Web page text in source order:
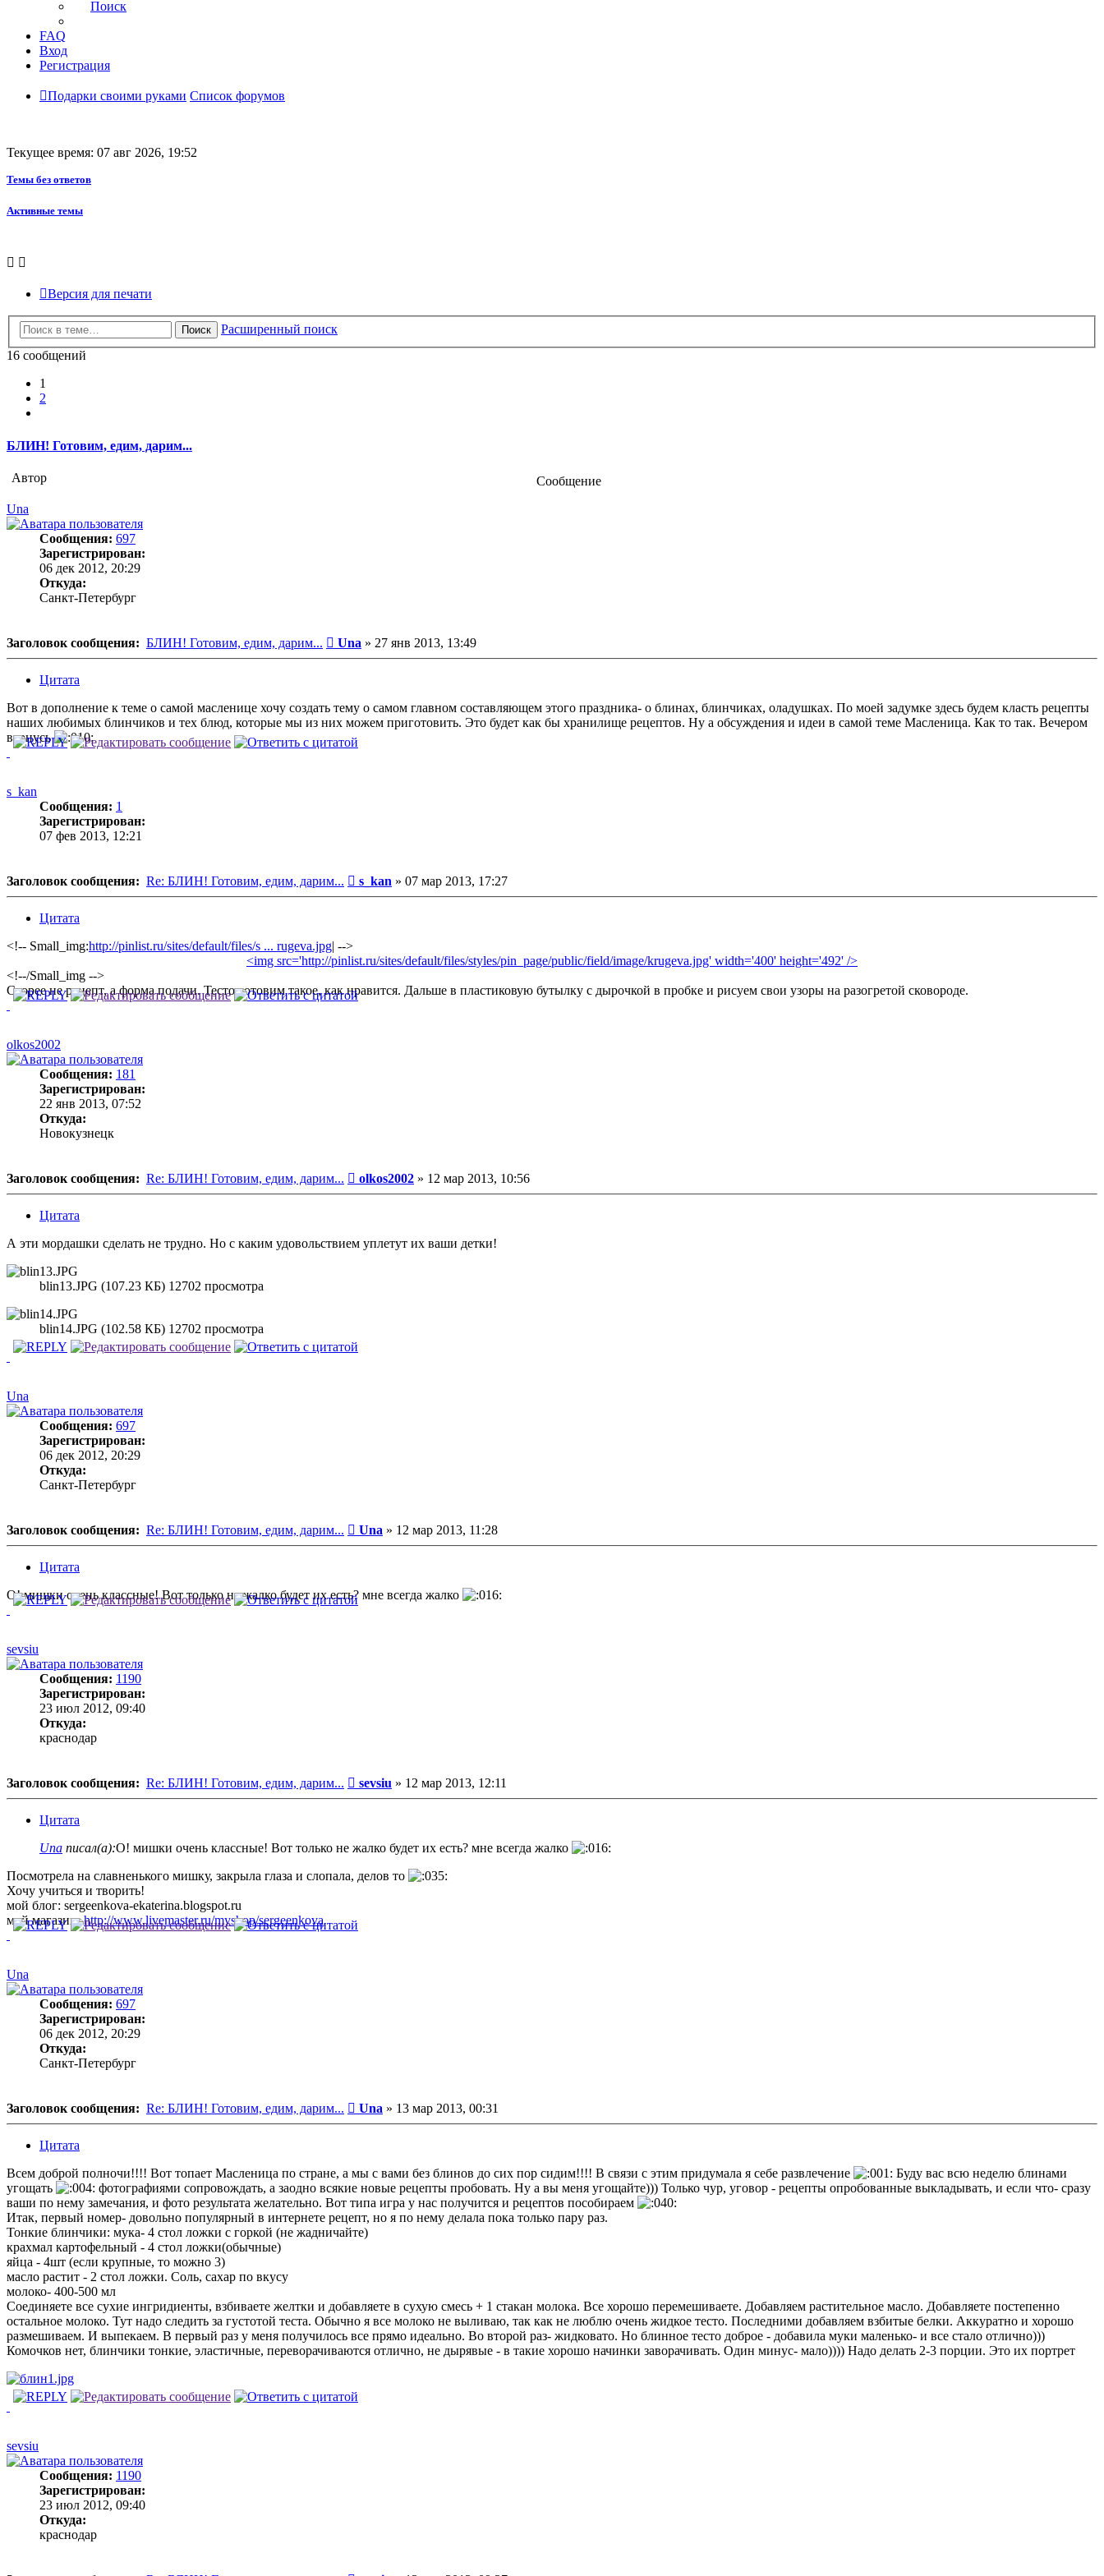
Поиск
FAQ
Вход
Регистрация
Подарки своими руками Список форумов
Текущее время: 07 авг 2026, 19:52
Темы без ответов
Активные темы
Версия для печати
Поиск
Расширенный поиск
16 сообщений
1
2
БЛИН! Готовим, едим, дарим...
Автор
Сообщение
Una
Сообщения: 697
Зарегистрирован:
06 дек 2012, 20:29
Откуда:
Санкт-Петербург
Заголовок сообщения: БЛИН! Готовим, едим, дарим... Сообщение
Una » 27 янв 2013, 13:49
Цитата
Вот в дополнение к теме о самой масленице хочу создать тему о самом главном составляющем этого праздника- о блинах, блинчиках, оладушках. По моей задумке здесь будем класть рецепты
наших любимых блинчиков и тех блюд, которые мы из них можем приготовить. Это будет как бы хранилище рецептов. Ну а обсуждения и идеи в самой теме Масленица. Как то так. Вечером
вернусь
s_kan
Сообщения: 1
Зарегистрирован:
07 фев 2013, 12:21
Заголовок сообщения: Re: БЛИН! Готовим, едим, дарим... Сообщение
s_kan » 07 мар 2013, 17:27
Цитата
<!-- Small_img:http://pinlist.ru/sites/default/files/s ... rugeva.jpg| -->
<img src='http://pinlist.ru/sites/default/files/styles/pin_page/public/field/image/krugeva.jpg' width='400' height='492' />
<!--/Small_img -->
Скорее не рецепт, а форма подачи. Тесто готовим такое, как нравится. Дальше в пластиковую бутылку с дырочкой в пробке и рисуем свои узоры на разогретой сковороде.
olkos2002
Сообщения: 181
Зарегистрирован:
22 янв 2013, 07:52
Откуда:
Новокузнецк
Заголовок сообщения: Re: БЛИН! Готовим, едим, дарим... Сообщение
olkos2002 » 12 мар 2013, 10:56
Цитата
А эти мордашки сделать не трудно. Но с каким удовольствием уплетут их ваши детки!
blin13.JPG (107.23 КБ) 12702 просмотра
blin14.JPG (102.58 КБ) 12702 просмотра
Una
Сообщения: 697
Зарегистрирован:
06 дек 2012, 20:29
Откуда:
Санкт-Петербург
Заголовок сообщения: Re: БЛИН! Готовим, едим, дарим... Сообщение
Una » 12 мар 2013, 11:28
Цитата
О! мишки очень классные! Вот только не жалко будет их есть? мне всегда жалко
sevsiu
Сообщения: 1190
Зарегистрирован:
23 июл 2012, 09:40
Откуда:
краснодар
Заголовок сообщения: Re: БЛИН! Готовим, едим, дарим... Сообщение
sevsiu » 12 мар 2013, 12:11
Цитата
Una писал(а):О! мишки очень классные! Вот только не жалко будет их есть? мне всегда жалко
Посмотрела на славненького мишку, закрыла глаза и слопала, делов то
Хочу учиться и творить!
мой блог: sergeenkova-ekaterina.blogspot.ru
мой магазин:http://www.livemaster.ru/myshop/sergeenkova
Una
Сообщения: 697
Зарегистрирован:
06 дек 2012, 20:29
Откуда:
Санкт-Петербург
Заголовок сообщения: Re: БЛИН! Готовим, едим, дарим... Сообщение
Una » 13 мар 2013, 00:31
Цитата
Всем доброй полночи!!!! Вот топает Масленица по стране, а мы с вами без блинов до сих пор сидим!!!! В связи с этим придумала я себе развлечение
Буду вас всю неделю блинами
угощать
фотографиями сопровождать, а заодно всякие новые рецепты пробовать. Ну а вы меня угощайте))) Только чур, уговор - рецепты опробованные выкладывать, и если что- сразу
ваши по нему замечания, и фото результата желательно. Вот типа игра у нас получится и рецептов пособираем
Итак, первый номер- довольно популярный в интернете рецепт, но я по нему делала пока только пару раз.
Тонкие блинчики: мука- 4 стол ложки с горкой (не жадничайте)
крахмал картофельный - 4 стол ложки(обычные)
яйца - 4шт (если крупные, то можно 3)
масло растит - 2 стол ложки. Соль, сахар по вкусу
молоко- 400-500 мл
Соединяете все сухие ингридиенты, взбиваете желтки и добавляете в сухую смесь + 1 стакан молока. Все хорошо перемешиваете. Добавляем растительное масло. Добавляете постепенно
остальное молоко. Тут надо следить за густотой теста. Обычно я все молоко не выливаю, так как не люблю очень жидкое тесто. Последними добавляем взбитые белки. Аккуратно и хорошо
размешиваем. И выпекаем. В первый раз у меня получилось все прямо идеально. Во второй раз- жидковато. Но блинное тесто доброе - добавила муки маленько- и все стало отлично)))
Комочков нет, блинчики тонкие, эластичные, переворачиваются отлично, не дырявые - в такие хорошо начинки заворачивать. Один минус- мало)))) Надо делать 2-3 порции. Это их портрет
sevsiu
Сообщения: 1190
Зарегистрирован:
23 июл 2012, 09:40
Откуда:
краснодар